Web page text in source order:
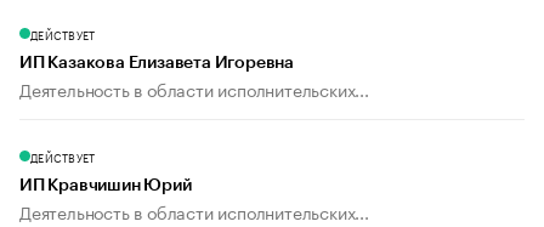
ДЕЙСТВУЕТ
ИП Казакова Елизавета Игоревна
Деятельность в области исполнительских...
ДЕЙСТВУЕТ
ИП Кравчишин Юрий
Деятельность в области исполнительских...